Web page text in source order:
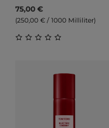
75,00 €
(250,00 € / 1000 Milliliter)